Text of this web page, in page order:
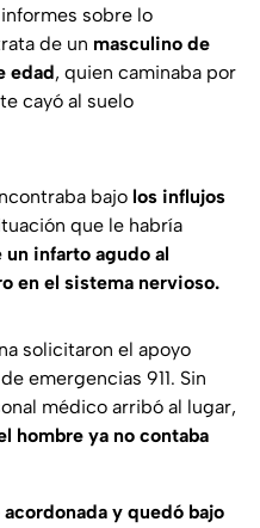
sobre lo
de un masculino de
edad, quien caminaba por
cayó al suelo
bajo los influjos
que le habría
un infarto agudo al
en el sistema nervioso.
solicitaron el apoyo
emergencias 911. Sin
médico arribó al lugar,
hombre ya no contaba
acordonada y quedó bajo